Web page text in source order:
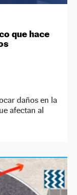
que hace
daños en la
afectan al